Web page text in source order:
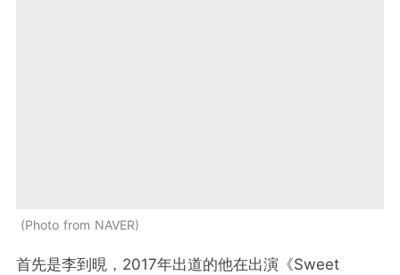
Photo from NAVER
首先是李到晛，2017年出道的他在出演《Sweet